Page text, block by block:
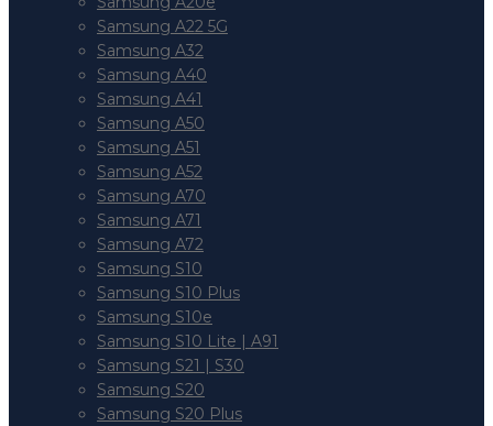
Samsung A22 5G
Samsung A32
Samsung A40
Samsung A41
Samsung A50
Samsung A51
Samsung A52
Samsung A70
Samsung A71
Samsung A72
Samsung S10
Samsung S10 Plus
Samsung S10e
Samsung S10 Lite | A91
Samsung S21 | S30
Samsung S20
Samsung S20 Plus